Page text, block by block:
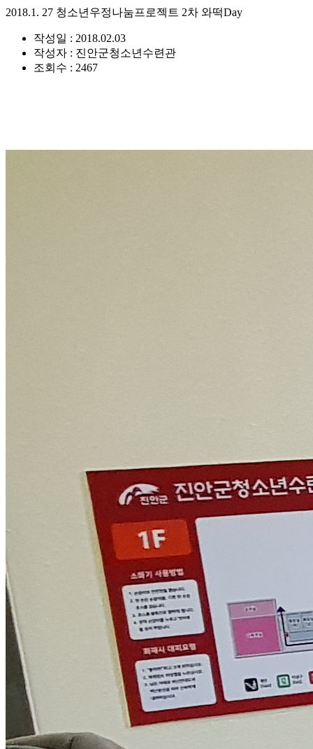
2018.1. 27 청소년우정나눔프로젝트 2차 와떡Day
작성일 : 2018.02.03
작성자 : 진안군청소년수련관
조회수 : 2467